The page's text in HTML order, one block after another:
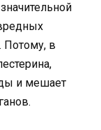
Потому, в
и мешает